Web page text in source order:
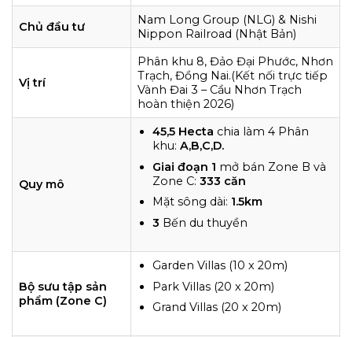
Chủ đầu tư
Nam Long Group (NLG) & Nishi
Nippon Railroad (Nhật Bản)
Vị trí
Phân khu 8, Đảo Đại Phước, Nhơn
Trạch, Đồng Nai.(Kết nối trực tiếp
Vành Đai 3 – Cầu Nhơn Trạch
hoàn thiện 2026)
Quy mô
45,5 Hecta chia làm 4 Phân
khu: A,B,C,D.
Giai đoạn 1 mở bán Zone B và
Zone C: 333 căn
Mặt sông dài: 1.5km
3 Bến du thuyền
Bộ sưu tập sản
phẩm (Zone C)
Garden Villas (10 x 20m)
Park Villas (20 x 20m)
Grand Villas (20 x 20m)